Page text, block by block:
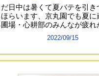
だ日中は暑くて夏バテを引き
ほらいます、京丸園でも夏
場・心耕部のみんなが疲れ
2022/09/15